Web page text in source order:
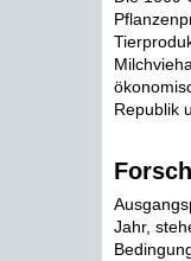
Republik
Jahr,